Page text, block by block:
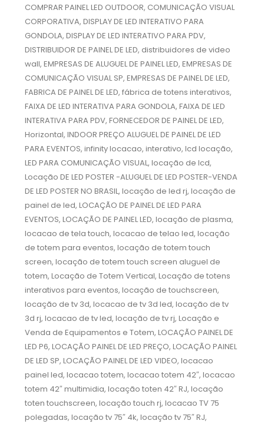
COMPRAR PAINEL LED OUTDOOR, COMUNICAÇÃO VISUAL
CORPORATIVA, DISPLAY DE LED INTERATIVO PARA
GONDOLA, DISPLAY DE LED INTERATIVO PARA PDV,
DISTRIBUIDOR DE PAINEL DE LED, distribuidores de video
wall, EMPRESAS DE ALUGUEL DE PAINEL LED, EMPRESAS DE
COMUNICAÇÃO VISUAL SP, EMPRESAS DE PAINEL DE LED,
FABRICA DE PAINEL DE LED, fábrica de totens interativos,
FAIXA DE LED INTERATIVA PARA GONDOLA, FAIXA DE LED
INTERATIVA PARA PDV, FORNECEDOR DE PAINEL DE LED,
Horizontal, INDOOR PREÇO ALUGUEL DE PAINEL DE LED
PARA EVENTOS, infinity locacao, interativo, lcd locação,
LED PARA COMUNICAÇÃO VISUAL, locação de lcd,
Locação DE LED POSTER -ALUGUEL DE LED POSTER-VENDA
DE LED POSTER NO BRASIL, locação de led rj, locação de
painel de led, LOCAÇÃO DE PAINEL DE LED PARA
EVENTOS, LOCAÇÃO DE PAINEL LED, locação de plasma,
locacao de tela touch, locacao de telao led, locação
de totem para eventos, locação de totem touch
screen, locação de totem touch screen aluguel de
totem, Locação de Totem Vertical, Locação de totens
interativos para eventos, locação de touchscreen,
locação de tv 3d, locacao de tv 3d led, locação de tv
3d rj, locacao de tv led, locação de tv rj, Locação e
Venda de Equipamentos e Totem, LOCAÇÃO PAINEL DE
LED P6, LOCAÇÃO PAINEL DE LED PREÇO, LOCAÇÃO PAINEL
DE LED SP, LOCAÇÃO PAINEL DE LED VIDEO, locacao
painel led, locacao totem, locacao totem 42″, locacao
totem 42″ multimidia, locação toten 42″ RJ, locação
toten touchscreen, locação touch rj, locacao TV 75
polegadas, locação tv 75″ 4k, locação tv 75″ RJ,